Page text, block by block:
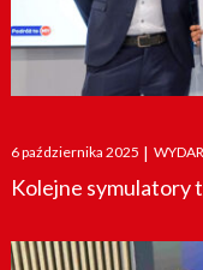
Posted
on
6 października 2025 |
Kolejne symulatory